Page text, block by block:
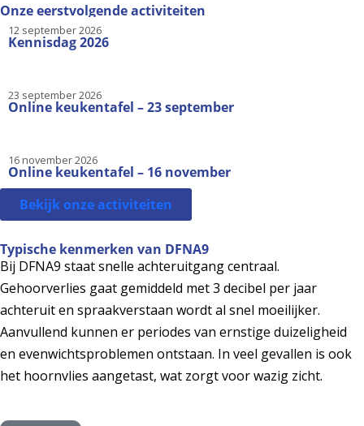
Onze eerstvolgende activiteiten
12 september 2026
Kennisdag 2026
23 september 2026
Online keukentafel – 23 september
16 november 2026
Online keukentafel – 16 november
Bekijk onze activiteiten
Typische kenmerken van DFNA9
Bij DFNA9 staat snelle achteruitgang centraal.
Gehoorverlies gaat gemiddeld met 3 decibel per jaar
achteruit en spraakverstaan wordt al snel moeilijker.
Aanvullend kunnen er periodes van ernstige duizeligheid
en evenwichtsproblemen ontstaan. In veel gevallen is ook
het hoornvlies aangetast, wat zorgt voor wazig zicht.